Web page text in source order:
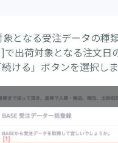
となる受注データの種
出荷対象となる注文日
ける」ボタンを選択しま